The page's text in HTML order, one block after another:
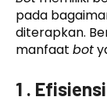
pada
diterapkan.
manfaat bot
1 . Efisiensi